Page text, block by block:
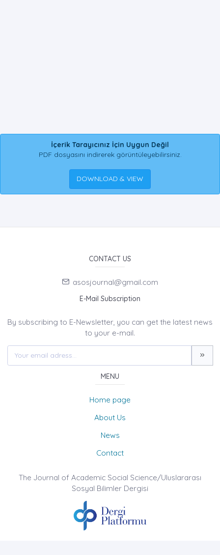
İçerik Tarayıcınız İçin Uygun Değil
PDF dosyasını indirerek görüntüleyebilirsiniz.
DOWNLOAD & VIEW
CONTACT US
asosjournal@gmail.com
E-Mail Subscription
By subscribing to E-Newsletter, you can get the latest news
to your e-mail.
MENU
Home page
About Us
News
Contact
The Journal of Academic Social Science/Uluslararası
Sosyal Bilimler Dergisi